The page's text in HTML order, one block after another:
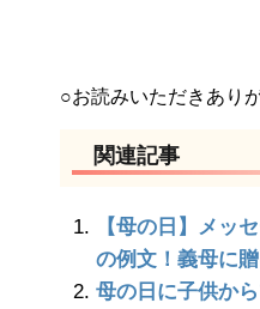
○お読みいただきあり
関連記事
【母の日】メッ
の例文！義母に
母の日に子供か